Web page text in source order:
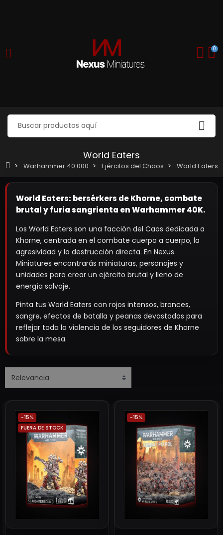
0
World Eaters
Warhammer 40.000 Ejércitos del Chaos World Eaters
World Eaters: bersérkers de Khorne, combate
brutal y furia sangrienta en Warhammer 40K.
Los World Eaters son una facción del Caos dedicada a
Khorne, centrada en el combate cuerpo a cuerpo, la
agresividad y la destrucción directa. En Nexus
Miniatures encontrarás miniaturas, personajes y
unidades para crear un ejército brutal y lleno de
energía salvaje.
Pinta tus World Eaters con rojos intensos, bronces,
sangre, efectos de batalla y peanas devastadas para
reflejar toda la violencia de los seguidores de Khorne
sobre la mesa.
-15%
FUERA DE STOCK
-15%